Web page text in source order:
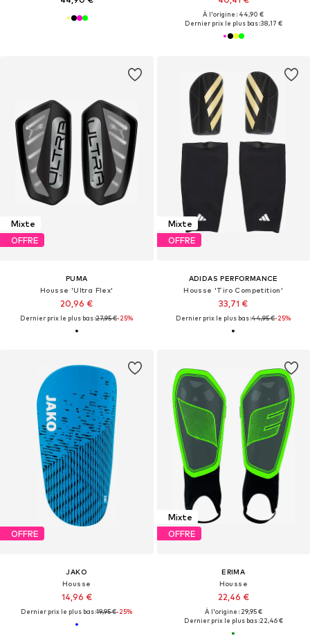
À l'origine : 44,90 €
Dernier prix le plus bas :38,17 €
Mixte
OFFRE
PUMA
Housse 'Ultra Flex'
20,96 €
Dernier prix le plus bas :27,95 €-25%
Mixte
OFFRE
ADIDAS PERFORMANCE
Housse 'Tiro Competition'
33,71 €
Dernier prix le plus bas :44,95 €-25%
OFFRE
JAKO
Housse
14,96 €
Dernier prix le plus bas :19,95 €-25%
Mixte
OFFRE
ERIMA
Housse
22,46 €
À l'origine : 29,95 €
Dernier prix le plus bas :22,46 €